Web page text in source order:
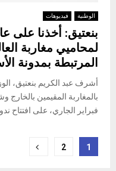
الوطنية فيديوهات
بنعتيق: أخذنا على
لمحاميي مغاربة
المرتبطة بمدونة
أشرف عبد الكريم بنعتيق،
فبراير الجاري، على افتتاح
تعدد
1
2